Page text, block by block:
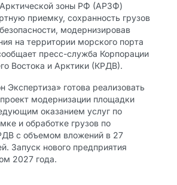
зоны РФ (АРЗФ)
приемку, сохранность грузов
модернизировав
на территории морского порта
пресс-служба Корпорации
Востока и Арктики (КРДВ).
Экспертиза» готова реализовать
модернизации площадки
оказанием услуг по
и обработке грузов по
с объемом вложений в 27
Запуск нового предприятия
2027 года.